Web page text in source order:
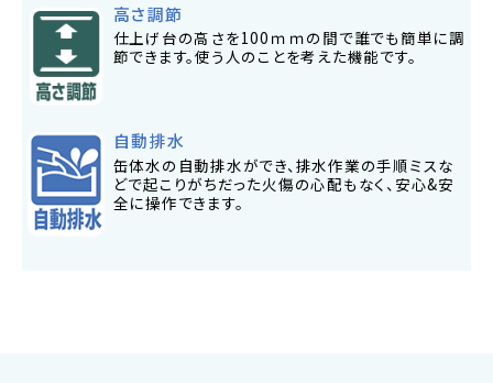
高さ調節
仕上げ台の高さを100ｍｍの間で誰でも簡単に調
節できます。使う人のことを考えた機能です。
自動排水
缶体水の自動排水ができ、排水作業の手順ミスな
どで起こりがちだった火傷の心配もなく、安心&安
全に操作できます。